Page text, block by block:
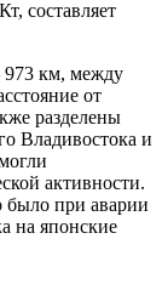
составляет
973 км, между
от
разделены
Владивостока и
активности.
было при аварии
на японские